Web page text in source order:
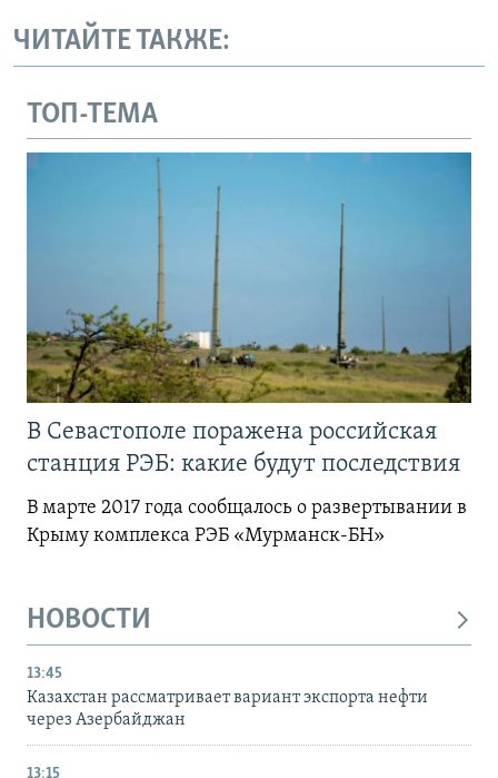
ЧИТАЙТЕ ТАКЖЕ:
ТОП-ТЕМА
В Севастополе поражена российская
станция РЭБ: какие будут последствия
В марте 2017 года сообщалось о развертывании в
Крыму комплекса РЭБ «Мурманск-БН»
НОВОСТИ
13:45
Казахстан рассматривает вариант экспорта нефти
через Азербайджан
13:15